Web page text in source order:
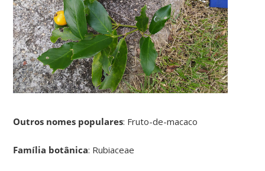
Outros nomes populares: Fruto-de-macaco
Família botânica: Rubiaceae